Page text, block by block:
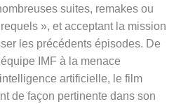
suites, remakes ou
», et acceptant la mission
les précédents épisodes. De
IMF à la menace
artificielle, le film
de façon pertinente dans son